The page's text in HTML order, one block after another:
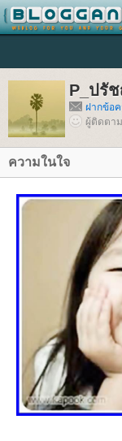
P_ปรั
ฝากข้อ
ผู้ติดตา
ความในใจ